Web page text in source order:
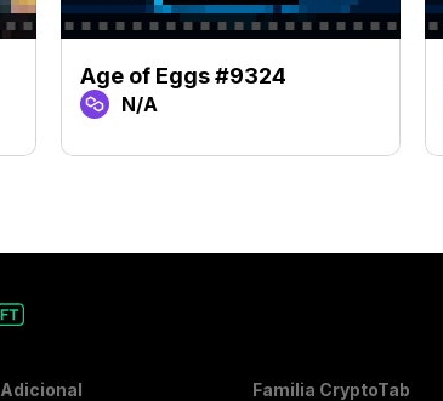
Age of Eggs #9324
N/A
Adicional Familia CryptoTab